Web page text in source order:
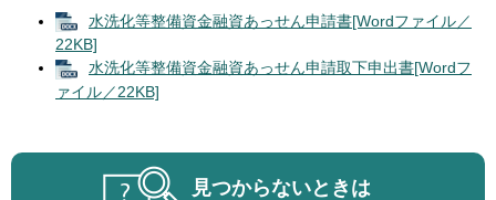
水洗化等整備資金融資あっせん申請書[Wordファイル／
22KB]
水洗化等整備資金融資あっせん申請取下申出書[Wordフ
ァイル／22KB]
見つからないときは